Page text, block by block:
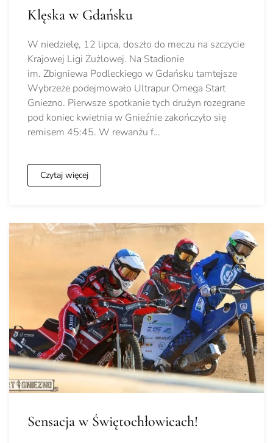
Klęska w Gdańsku
W niedzielę, 12 lipca, doszło do meczu na szczycie
Krajowej Ligi Żużlowej. Na Stadionie
im. Zbigniewa Podleckiego w Gdańsku tamtejsze
Wybrzeże podejmowało Ultrapur Omega Start
Gniezno. Pierwsze spotkanie tych drużyn rozegrane
pod koniec kwietnia w Gnieźnie zakończyło się
remisem 45:45. W rewanżu f…
Czytaj więcej
Sensacja w Świętochłowicach!